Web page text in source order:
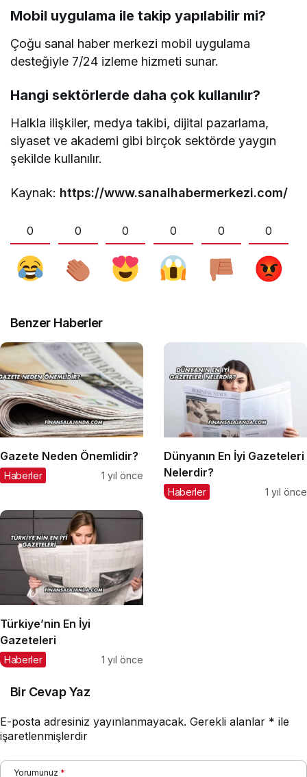
Mobil uygulama ile takip yapılabilir mi?
Çoğu sanal haber merkezi mobil uygulama
desteğiyle 7/24 izleme hizmeti sunar.
Hangi sektörlerde daha çok kullanılır?
Halkla ilişkiler, medya takibi, dijital pazarlama,
siyaset ve akademi gibi birçok sektörde yaygın
şekilde kullanılır.
Kaynak: https://www.sanalhabermerkezi.com/
0 0 0 0 0 0
Benzer Haberler
Gazete Neden Önemlidir?
Haberler 1 yıl önce
Dünyanın En İyi Gazeteleri
Nelerdir?
Haberler 1 yıl önce
Türkiye’nin En İyi
Gazeteleri
Haberler 1 yıl önce
Bir Cevap Yaz
E-posta adresiniz yayınlanmayacak. Gerekli alanlar * ile
işaretlenmişlerdir
Yorumunuz *